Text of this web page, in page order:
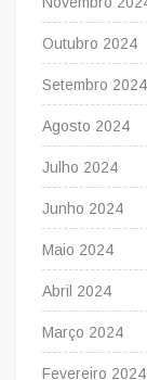
Outubro 2024
Setembro 2024
Agosto 2024
Julho 2024
Junho 2024
Maio 2024
Abril 2024
Março 2024
Fevereiro 2024